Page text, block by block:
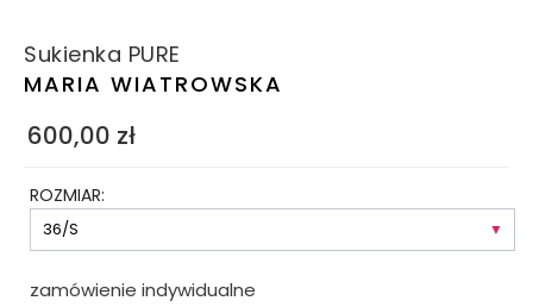
Sukienka PURE
MARIA WIATROWSKA
600,00 zł
ROZMIAR:
zamówienie indywidualne